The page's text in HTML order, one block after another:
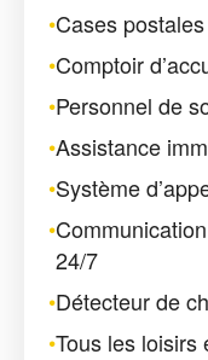
•Cases
•Comptoir
•Personnel de
•Assistance
•Système
•
24/7
•Détecteur de
•Tous les loisirs